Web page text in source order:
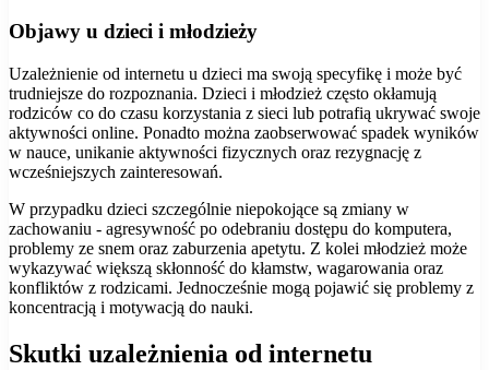
Objawy u dzieci i młodzieży
Uzależnienie od internetu u dzieci ma swoją specyfikę i może być
trudniejsze do rozpoznania. Dzieci i młodzież często okłamują
rodziców co do czasu korzystania z sieci lub potrafią ukrywać swoje
aktywności online. Ponadto można zaobserwować spadek wyników
w nauce, unikanie aktywności fizycznych oraz rezygnację z
wcześniejszych zainteresowań.
W przypadku dzieci szczególnie niepokojące są zmiany w
zachowaniu - agresywność po odebraniu dostępu do komputera,
problemy ze snem oraz zaburzenia apetytu. Z kolei młodzież może
wykazywać większą skłonność do kłamstw, wagarowania oraz
konfliktów z rodzicami. Jednocześnie mogą pojawić się problemy z
koncentracją i motywacją do nauki.
Skutki uzależnienia od internetu